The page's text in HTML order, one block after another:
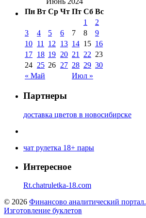
Пн Вт Ср Чт Пт Сб Вс
« Май Июл »
1
2
3
4 5 6 7 8
9
10 11 12 13 14 15 16
17 18 19 20 21 22 23
24 25 26 27 28 29 30
Партнеры
доставка цветов в новосибирске
чат рулетка 18+ пары
Интересное
Rt.chatruletka-18.com
© 2026 Финансово аналитический портал.
Изготовление буклетов